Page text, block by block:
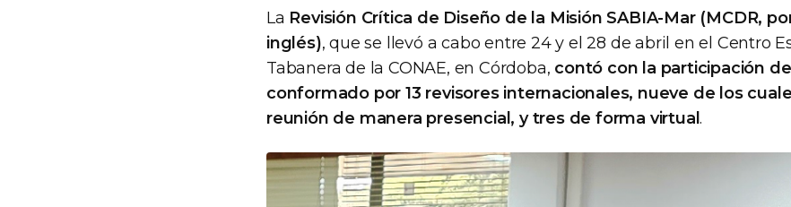
La Revisión Crítica de Diseño de la Misión SABIA-Mar (MCDR,
inglés), que se llevó a cabo entre 24 y el 28 de abril en el Centro
Tabanera de la CONAE, en Córdoba, contó con la participación
conformado por 13 revisores internacionales, nueve de los
reunión de manera presencial, y tres de forma virtual.